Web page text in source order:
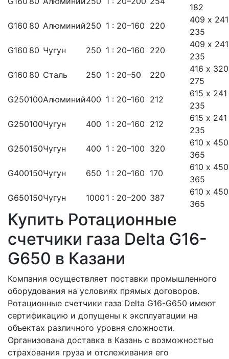
182
G160 80 Алюминий250 1 : 20–160 220
409 х
235
G160 80 Чугун 250 1 : 20–160 220
409 х
235
G160 80 Сталь 250 1 : 20–50 220
416 х
275
G250100Алюминий400 1 : 20–160 212
615 х 241
235
G250100Чугун 400 1 : 20–160 212
615 х 241
235
G250150Чугун 400 1 : 20–100 320
610 х
365
G400150Чугун 650 1 : 20–160 170
610 х
365
G650150Чугун 1000 1 : 20–200 387
610 х
365
Купить Ротационные
счетчики газа Delta G16-
G650 в Казани
Компания осуществляет поставки промышленного
оборудования на условиях прямых договоров.
Ротационные счетчики газа Delta G16-G650 имеют
сертификацию и допущены к эксплуатации на
объектах различного уровня сложности.
Организована доставка в Казань с возможностью
страхования груза и отслеживания его